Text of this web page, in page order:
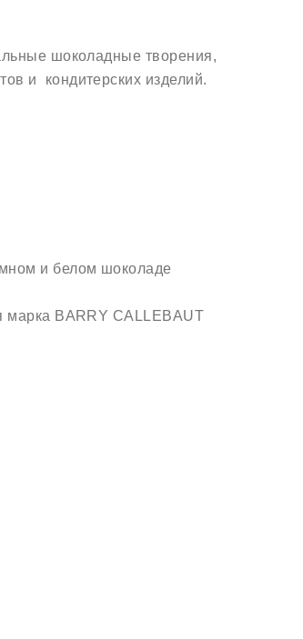
шоколадные творения,
и кондитерских изделий.
и белом шоколаде
марка BARRY CALLEBAUT